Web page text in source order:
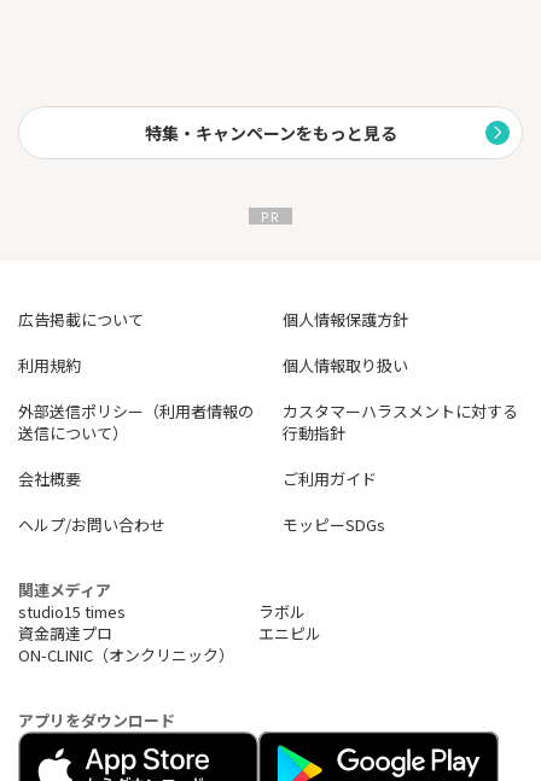
特集・キャンペーンをもっと見る
広告掲載について
個人情報保護方針
利用規約
個人情報取り扱い
外部送信ポリシー（利用者情報の
送信について）
カスタマーハラスメントに対する
行動指針
会社概要
ご利用ガイド
ヘルプ/お問い合わせ
モッピーSDGs
関連メディア
studio15 times
ラボル
資金調達プロ
エニピル
ON-CLINIC（オンクリニック）
アプリをダウンロード